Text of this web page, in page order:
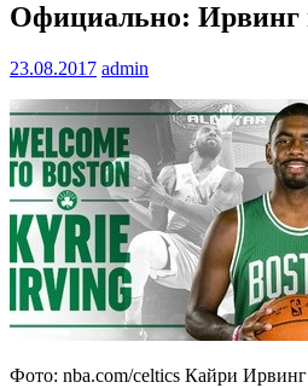
Официально: Ирвинг
23.08.2017 admin
Фото: nba.com/celtics Кайри Ирвинг